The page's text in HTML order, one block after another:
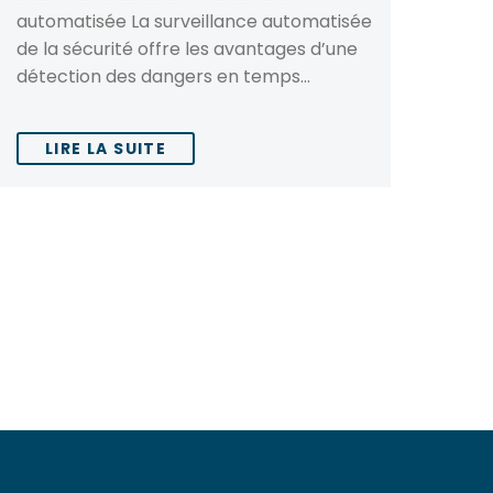
automatisée La surveillance automatisée
de la sécurité offre les avantages d’une
détection des dangers en temps…
LIRE LA SUITE